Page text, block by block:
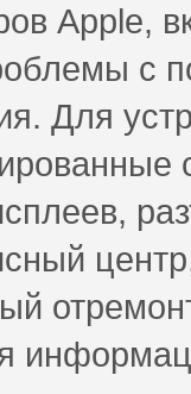
Apple,
с
Для